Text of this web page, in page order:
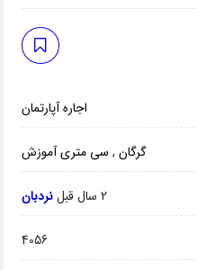
اجاره آپارتمان
گرگان, سی متری آموزش
2 سال قبل نردبان
4056